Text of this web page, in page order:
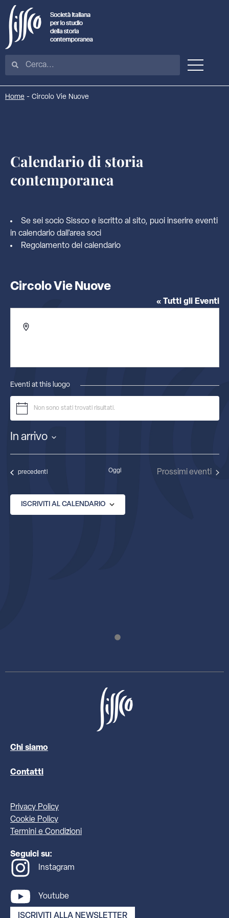
Home - Circolo Vie Nuove
Calendario di storia
contemporanea
Se sei socio Sissco e iscritto al sito, puoi inserire eventi
in calendario dall'area soci
Regolamento del calendario
Circolo Vie Nuove
« Tutti gli Eventi
Indirizzo
Eventi at this luogo
Non sono stati trovati risultati.
In arrivo
Eventi
precedenti Oggi Prossimi eventi
ISCRIVITI AL CALENDARIO
Chi siamo
Contatti
Privacy Policy
Cookie Policy
Termini e Condizioni
Seguici su:
Instagram
Youtube
ISCRIVITI ALLA NEWSLETTER